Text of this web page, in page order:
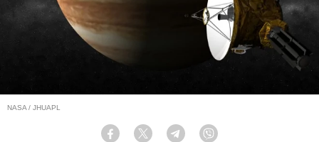
NASA / JHUAPL
Facebook Twitter Telegram